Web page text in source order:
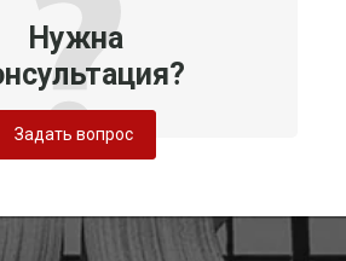
Нужна
Задать вопрос